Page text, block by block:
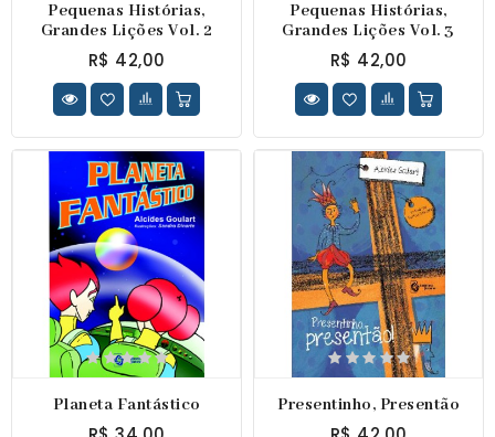
Pequenas Histórias,
Grandes Lições Vol. 2
R$ 42,00
Pequenas Histórias,
Grandes Lições Vol. 3
R$ 42,00
Planeta Fantástico Presentinho, Presentão